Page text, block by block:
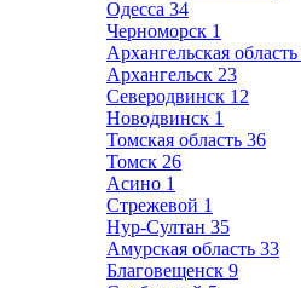
Одесса 34
Черноморск 1
Архангельская область
Архангельск 23
Северодвинск 12
Новодвинск 1
Томская область 36
Томск 26
Асино 1
Стрежевой 1
Нур-Султан 35
Амурская область 33
Благовещенск 9